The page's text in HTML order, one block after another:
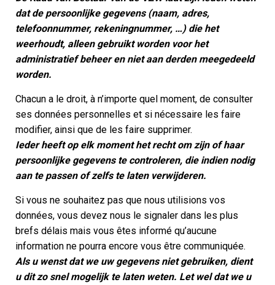
dat de persoonlijke gegevens (naam, adres,
telefoonnummer, rekeningnummer, …) die het
weerhoudt, alleen gebruikt worden voor het
administratief beheer en niet aan derden meegedeeld
worden.
Chacun a le droit, à n’importe quel moment, de consulter
ses données personnelles et si nécessaire les faire
modifier, ainsi que de les faire supprimer.
Ieder heeft op elk moment het recht om zijn of haar
persoonlijke gegevens te controleren, die indien nodig
aan te passen of zelfs te laten verwijderen.
Si vous ne souhaitez pas que nous utilisions vos
données, vous devez nous le signaler dans les plus
brefs délais mais vous êtes informé qu’aucune
information ne pourra encore vous être communiquée.
Als u wenst dat we uw gegevens niet gebruiken, dient
u dit zo snel mogelijk te laten weten. Let wel dat we u